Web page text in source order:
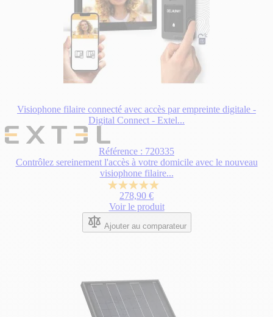
Visiophone filaire connecté avec accès par empreinte digitale -
Digital Connect - Extel...
Référence : 720335
Contrôlez sereinement l'accès à votre domicile avec le nouveau
visiophone filaire...
5.0
sur
5
étoiles.
3
278,90 €
Voir le produit
Ajouter au comparateur